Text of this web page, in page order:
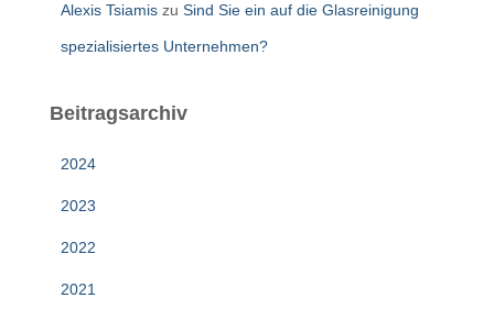
Alexis Tsiamis zu Sind Sie ein auf die Glasreinigung
spezialisiertes Unternehmen?
Beitragsarchiv
2024
2023
2022
2021